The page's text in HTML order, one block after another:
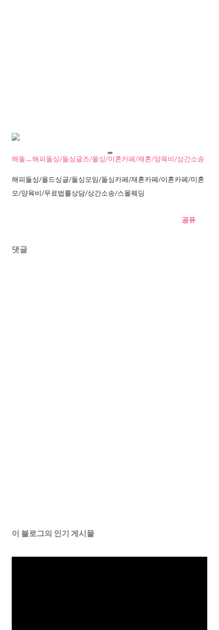
해돌ㅡ해피돌싱/돌싱글즈/올싱/이혼카페/재혼/양육비/상간소송
해피돌싱/올드싱글/돌싱모임/돌싱카페/재혼카페/이혼카페/미혼
모/양육비/무료법률상담/상간소송/스몰웨딩
공유
댓글
이 블로그의 인기 게시물